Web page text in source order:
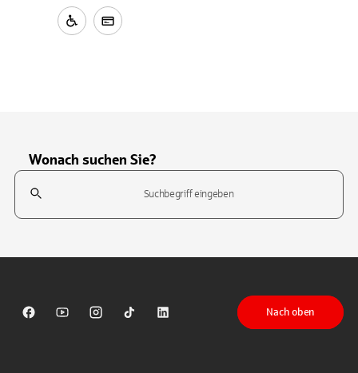
Wonach suchen Sie?
Suchfeld
Sparkasse auf Facebook
Sparkasse auf Youtube
Sparkasse auf Instagram
Sparkasse auf TikTok
Sparkasse auf LinkedIn
Nach oben